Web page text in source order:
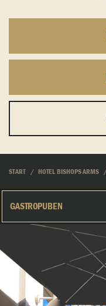
START HOTEL BISHOPS ARMS